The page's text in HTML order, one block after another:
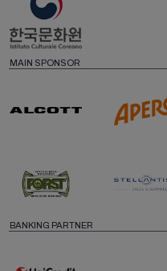
MAIN SPONSOR
BANKING PARTNER